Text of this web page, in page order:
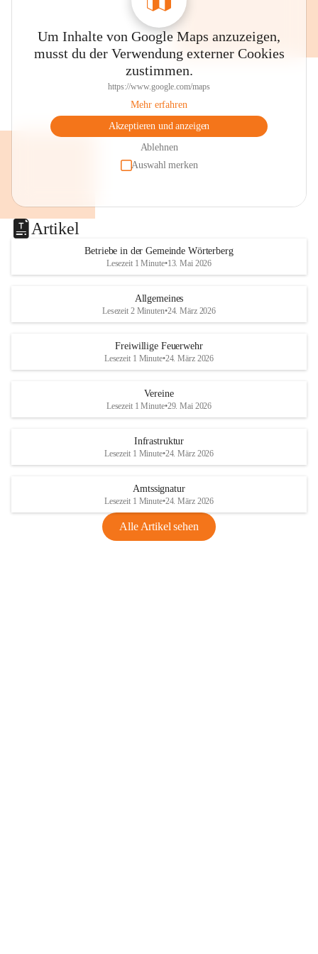
Um Inhalte von Google Maps anzuzeigen,
musst du der Verwendung externer Cookies
zustimmen.
https://www.google.com/maps
Mehr erfahren
Akzeptieren und anzeigen
Ablehnen
Auswahl merken
Artikel
Betriebe in der Gemeinde Wörterberg
Lesezeit 1 Minute•13. Mai 2026
Allgemeines
Lesezeit 2 Minuten•24. März 2026
Freiwillige Feuerwehr
Lesezeit 1 Minute•24. März 2026
Vereine
Lesezeit 1 Minute•29. Mai 2026
Infrastruktur
Lesezeit 1 Minute•24. März 2026
Amtssignatur
Lesezeit 1 Minute•24. März 2026
Alle Artikel sehen